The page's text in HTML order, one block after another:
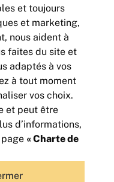
-
an
et toujours
et marketing,
nous aident à
faites du site et
adaptés à vos
à tout moment
vos choix.
et peut être
d’informations,
« Charte de